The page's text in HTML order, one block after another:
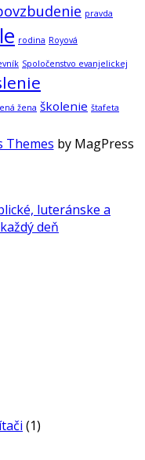
pravda
rodina Royová
Spoločenstvo evanjelickej
žena školenie štafeta
Themes by MagPress
luteránske a
deň
(1)